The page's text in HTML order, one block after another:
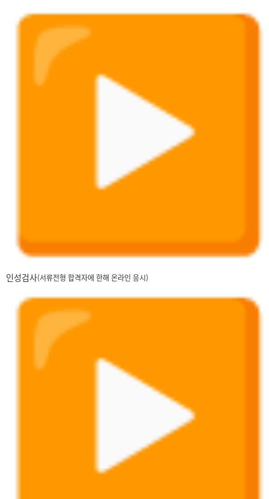
인성검사(서류전형 합격자에 한해 온라인 응시)